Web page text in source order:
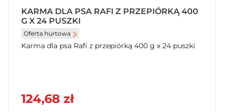
KARMA DLA PSA RAFI Z PRZEPIÓRKĄ 400
G X 24 PUSZKI
Oferta hurtowa
Karma dla psa Rafi z przepiórką 400 g x 24 puszki
124,68 zł